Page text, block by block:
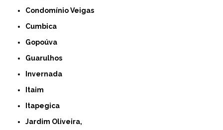
Condomínio Veigas
Cumbica
Gopoúva
Guarulhos
Invernada
Itaim
Itapegica
Jardim Oliveira,